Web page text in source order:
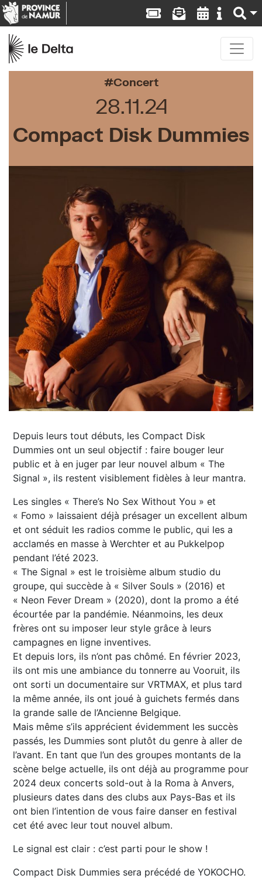
Concert
28.11.24
Compact Disk Dummies
Depuis leurs tout débuts, les Compact Disk
Dummies ont un seul objectif : faire bouger leur
public et à en juger par leur nouvel album « The
Signal », ils restent visiblement fidèles à leur mantra.
Les singles « There’s No Sex Without You » et
« Fomo » laissaient déjà présager un excellent album
et ont séduit les radios comme le public, qui les a
acclamés en masse à Werchter et au Pukkelpop
pendant l’été 2023.
« The Signal » est le troisième album studio du
groupe, qui succède à « Silver Souls » (2016) et
« Neon Fever Dream » (2020), dont la promo a été
écourtée par la pandémie. Néanmoins, les deux
frères ont su imposer leur style grâce à leurs
campagnes en ligne inventives.
Et depuis lors, ils n’ont pas chômé. En février 2023,
ils ont mis une ambiance du tonnerre au Vooruit, ils
ont sorti un documentaire sur VRTMAX, et plus tard
la même année, ils ont joué à guichets fermés dans
la grande salle de l’Ancienne Belgique.
Mais même s’ils apprécient évidemment les succès
passés, les Dummies sont plutôt du genre à aller de
l’avant. En tant que l’un des groupes montants de la
scène belge actuelle, ils ont déjà au programme pour
2024 deux concerts sold-out à la Roma à Anvers,
plusieurs dates dans des clubs aux Pays-Bas et ils
ont bien l’intention de vous faire danser en festival
cet été avec leur tout nouvel album.
Le signal est clair : c’est parti pour le show !
Compact Disk Dummies sera précédé de YOKOCHO.